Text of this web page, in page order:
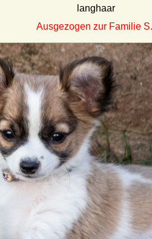
langhaar
Ausgezogen zur Familie